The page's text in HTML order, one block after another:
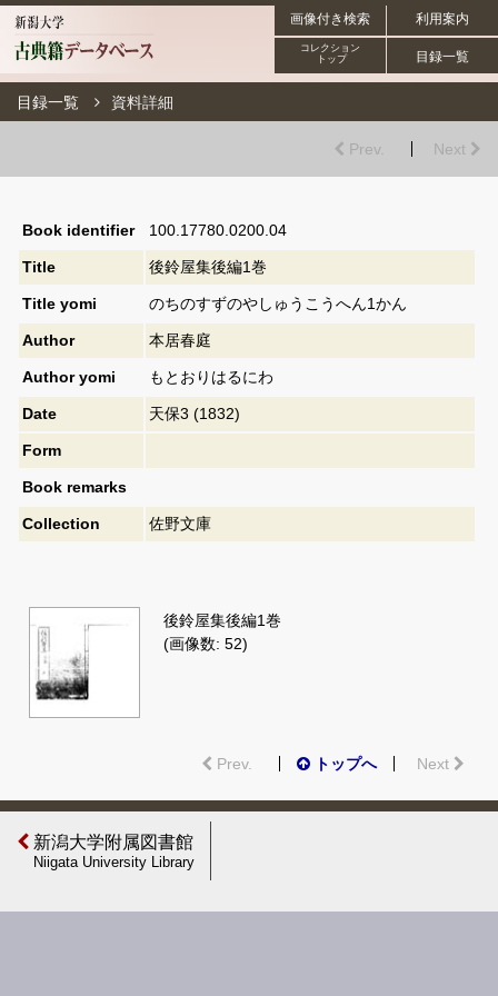
利用案内
画像付き検索
目録一覧
コレクション
トップ
目録一覧 資料詳細
Prev. Next
Book identifier 100.17780.0200.04
Title 後鈴屋集後編1巻
Title yomi のちのすずのやしゅうこうへん1かん
Author 本居春庭
Author yomi もとおりはるにわ
Date 天保3 (1832)
Form
Book remarks
Collection 佐野文庫
後鈴屋集後編1巻
(画像数: 52)
Prev. トップへ Next
新潟大学附属図書館
Niigata University Library